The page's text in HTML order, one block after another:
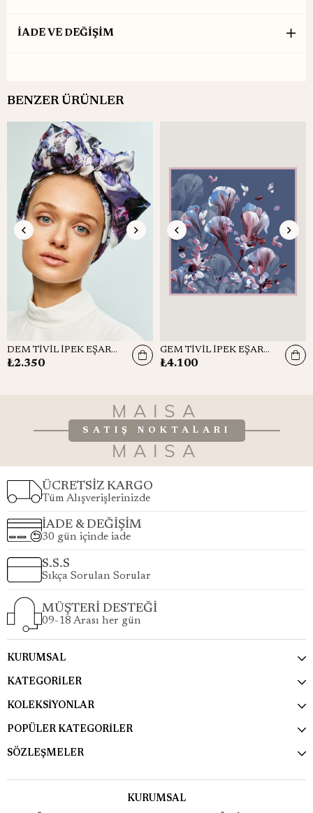
İADE VE DEĞİŞİM
BENZER ÜRÜNLER
DEM TİVİL İPEK EŞARP 90x90
₺2.350
GEM TİVİL İPEK EŞARP 90*90 CM - GRİ MAVİ
₺4.100
MAISA
SATIŞ NOKTALARI
MAISA
ÜCRETSİZ KARGO
Tüm Alışverişlerinizde
İADE & DEĞİŞİM
30 gün içinde iade
S.S.S
Sıkça Sorulan Sorular
MÜŞTERİ DESTEĞİ
09-18 Arası her gün
KURUMSAL
KATEGORİLER
KOLEKSİYONLAR
POPÜLER KATEGORİLER
SÖZLEŞMELER
KURUMSAL